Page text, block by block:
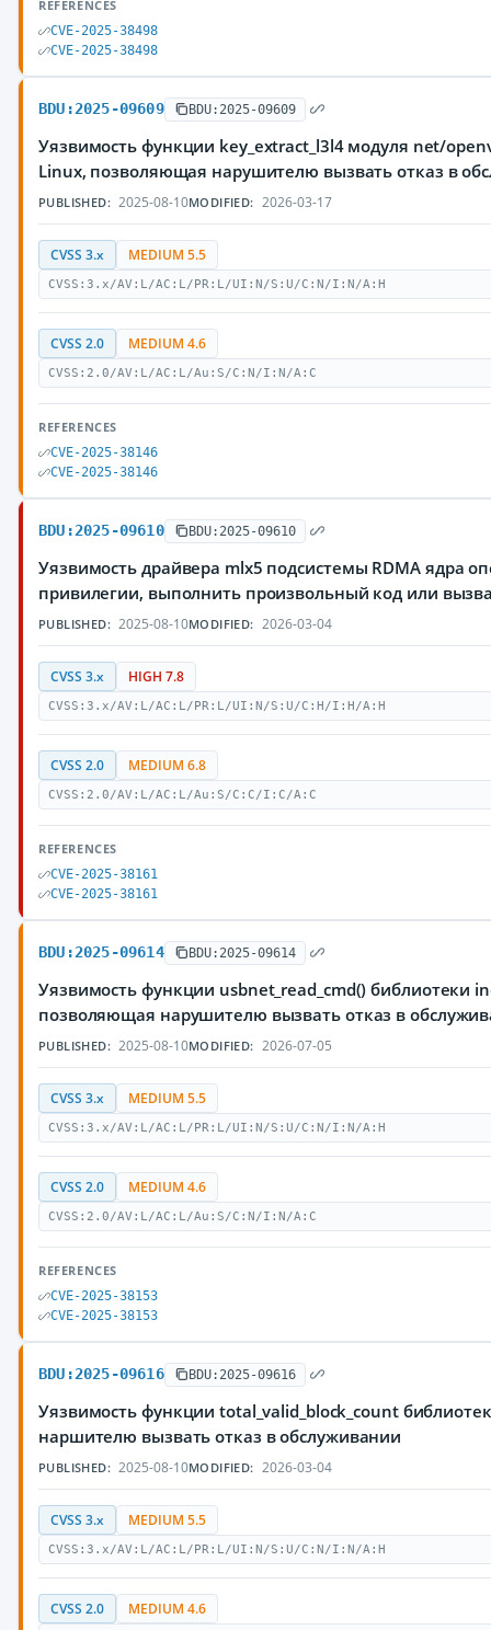
REFERENCES
CVE-2025-38498
CVE-2025-38498
BDU:2025-09609 BDU:2025-09609
Уязвимость функции key_extract_l3l4 модуля net/
Linux, позволяющая нарушителю вызвать отказ в
PUBLISHED: 2025-08-10MODIFIED: 2026-03-17
CVSS 3.x MEDIUM 5.5
CVSS:3.x/AV:L/AC:L/PR:L/UI:N/S:U/C:N/I:N/A:H
CVSS 2.0 MEDIUM 4.6
CVSS:2.0/AV:L/AC:L/Au:S/C:N/I:N/A:C
REFERENCES
CVE-2025-38146
CVE-2025-38146
BDU:2025-09610 BDU:2025-09610
Уязвимость драйвера mlx5 подсистемы RDMA ядра
привилегии, выполнить произвольный код или
PUBLISHED: 2025-08-10MODIFIED: 2026-03-04
CVSS 3.x HIGH 7.8
CVSS:3.x/AV:L/AC:L/PR:L/UI:N/S:U/C:H/I:H/A:H
CVSS 2.0 MEDIUM 6.8
CVSS:2.0/AV:L/AC:L/Au:S/C:C/I:C/A:C
REFERENCES
CVE-2025-38161
CVE-2025-38161
BDU:2025-09614 BDU:2025-09614
Уязвимость функции usbnet_read_cmd() библиотеки
позволяющая нарушителю вызвать отказ в
PUBLISHED: 2025-08-10MODIFIED: 2026-07-05
CVSS 3.x MEDIUM 5.5
CVSS:3.x/AV:L/AC:L/PR:L/UI:N/S:U/C:N/I:N/A:H
CVSS 2.0 MEDIUM 4.6
CVSS:2.0/AV:L/AC:L/Au:S/C:N/I:N/A:C
REFERENCES
CVE-2025-38153
CVE-2025-38153
BDU:2025-09616 BDU:2025-09616
Уязвимость функции total_valid_block_count
наршителю вызвать отказ в обслуживании
PUBLISHED: 2025-08-10MODIFIED: 2026-03-04
CVSS 3.x MEDIUM 5.5
CVSS:3.x/AV:L/AC:L/PR:L/UI:N/S:U/C:N/I:N/A:H
CVSS 2.0 MEDIUM 4.6